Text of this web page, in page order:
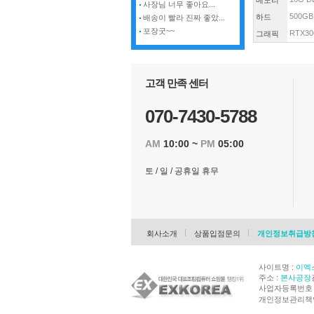
사장님 너무 좋아요...
배송이 빨라 진짜 좋았...
포장굿~~
하드
그래픽
고객 만족 센터
070-7430-5788
AM 10:00 ~ PM 05:00
토 / 일 / 공휴일 휴무
회사소개 상품입점문의 개인정보취급방
사이트명 : 이엑
주소 : 본사공장
사업자등록번
개인정보관리